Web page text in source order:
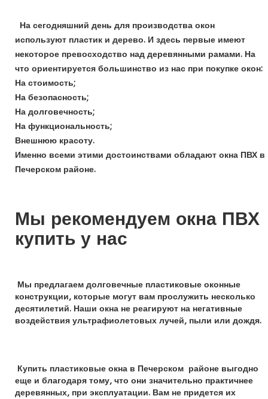
На сегодняшний день для производства окон
используют пластик и дерево. И здесь первые имеют
некоторое превосходство над деревянными рамами. На
что ориентируется большинство из нас при покупке окон:
На стоимость;
На безопасность;
На долговечность;
На функциональность;
Внешнюю красоту.
Именно всеми этими достоинствами обладают окна ПВХ в
Печерском районе.
Мы рекомендуем окна ПВХ
купить у нас
Мы предлагаем долговечные пластиковые оконные
конструкции, которые могут вам прослужить несколько
десятилетий. Наши окна не реагируют на негативные
воздействия ультрафиолетовых лучей, пыли или дождя.
Купить пластиковые окна в Печерском районе выгодно
еще и благодаря тому, что они значительно практичнее
деревянных, при эксплуатации. Вам не придется их